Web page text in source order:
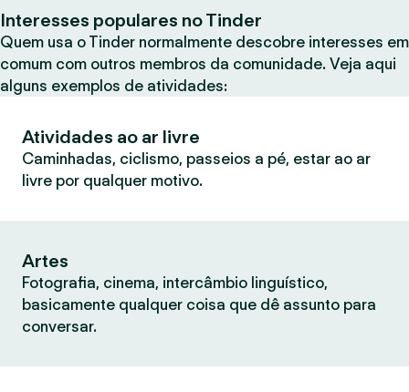
Interesses populares no Tinder
Quem usa o Tinder normalmente descobre interesses em
comum com outros membros da comunidade. Veja aqui
alguns exemplos de atividades:
Atividades ao ar livre
Caminhadas, ciclismo, passeios a pé, estar ao ar
livre por qualquer motivo.
Artes
Fotografia, cinema, intercâmbio linguístico,
basicamente qualquer coisa que dê assunto para
conversar.